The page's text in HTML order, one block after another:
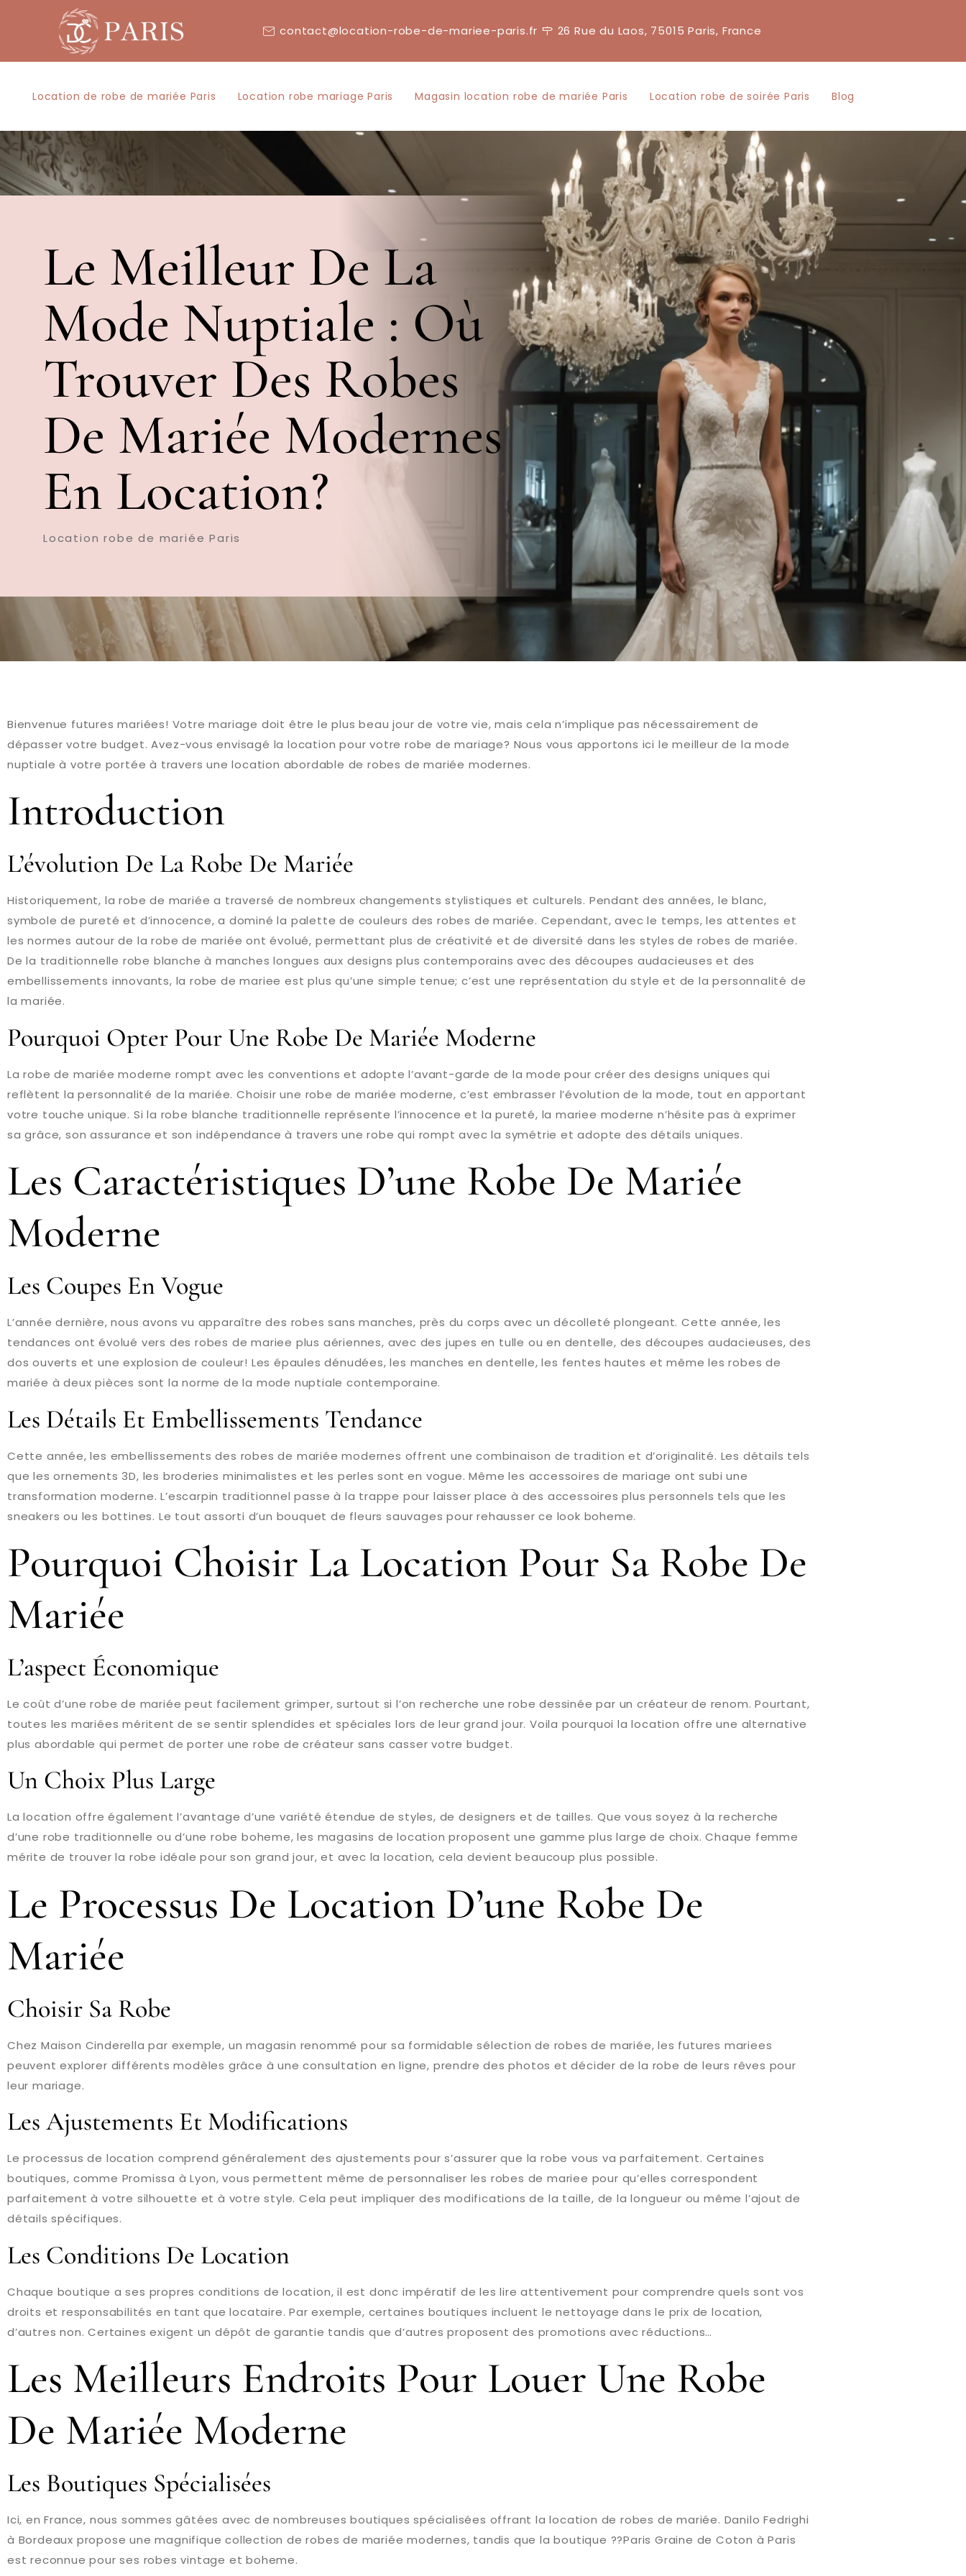
contact@location-robe-de-mariee-paris.fr 26 Rue du Laos, 75015 Paris, France
Location de robe de mariée Paris Location robe mariage Paris Magasin location robe de mariée Paris Location robe de soirée Paris Blog
Le Meilleur De La
Mode Nuptiale : Où
Trouver Des Robes
De Mariée Modernes
En Location?
Location robe de mariée Paris
Bienvenue futures mariées! Votre mariage doit être le plus beau jour de votre vie, mais cela n’implique pas nécessairement de
dépasser votre budget. Avez-vous envisagé la location pour votre robe de mariage? Nous vous apportons ici le meilleur de la mode
nuptiale à votre portée à travers une location abordable de robes de mariée modernes.
Introduction
L’évolution De La Robe De Mariée
Historiquement, la robe de mariée a traversé de nombreux changements stylistiques et culturels. Pendant des années, le blanc,
symbole de pureté et d’innocence, a dominé la palette de couleurs des robes de mariée. Cependant, avec le temps, les attentes et
les normes autour de la robe de mariée ont évolué, permettant plus de créativité et de diversité dans les styles de robes de mariée.
De la traditionnelle robe blanche à manches longues aux designs plus contemporains avec des découpes audacieuses et des
embellissements innovants, la robe de mariee est plus qu’une simple tenue; c’est une représentation du style et de la personnalité de
la mariée.
Pourquoi Opter Pour Une Robe De Mariée Moderne
La robe de mariée moderne rompt avec les conventions et adopte l’avant-garde de la mode pour créer des designs uniques qui
reflètent la personnalité de la mariée. Choisir une robe de mariée moderne, c’est embrasser l’évolution de la mode, tout en apportant
votre touche unique. Si la robe blanche traditionnelle représente l’innocence et la pureté, la mariee moderne n’hésite pas à exprimer
sa grâce, son assurance et son indépendance à travers une robe qui rompt avec la symétrie et adopte des détails uniques.
Les Caractéristiques D’une Robe De Mariée
Moderne
Les Coupes En Vogue
L’année dernière, nous avons vu apparaître des robes sans manches, près du corps avec un décolleté plongeant. Cette année, les
tendances ont évolué vers des robes de mariee plus aériennes, avec des jupes en tulle ou en dentelle, des découpes audacieuses, des
dos ouverts et une explosion de couleur! Les épaules dénudées, les manches en dentelle, les fentes hautes et même les robes de
mariée à deux pièces sont la norme de la mode nuptiale contemporaine.
Les Détails Et Embellissements Tendance
Cette année, les embellissements des robes de mariée modernes offrent une combinaison de tradition et d’originalité. Les détails tels
que les ornements 3D, les broderies minimalistes et les perles sont en vogue. Même les accessoires de mariage ont subi une
transformation moderne. L’escarpin traditionnel passe à la trappe pour laisser place à des accessoires plus personnels tels que les
sneakers ou les bottines. Le tout assorti d’un bouquet de fleurs sauvages pour rehausser ce look boheme.
Pourquoi Choisir La Location Pour Sa Robe De
Mariée
L’aspect Économique
Le coût d’une robe de mariée peut facilement grimper, surtout si l’on recherche une robe dessinée par un créateur de renom. Pourtant,
toutes les mariées méritent de se sentir splendides et spéciales lors de leur grand jour. Voila pourquoi la location offre une alternative
plus abordable qui permet de porter une robe de créateur sans casser votre budget.
Un Choix Plus Large
La location offre également l’avantage d’une variété étendue de styles, de designers et de tailles. Que vous soyez à la recherche
d’une robe traditionnelle ou d’une robe boheme, les magasins de location proposent une gamme plus large de choix. Chaque femme
mérite de trouver la robe idéale pour son grand jour, et avec la location, cela devient beaucoup plus possible.
Le Processus De Location D’une Robe De
Mariée
Choisir Sa Robe
Chez Maison Cinderella par exemple, un magasin renommé pour sa formidable sélection de robes de mariée, les futures mariees
peuvent explorer différents modèles grâce à une consultation en ligne, prendre des photos et décider de la robe de leurs rêves pour
leur mariage.
Les Ajustements Et Modifications
Le processus de location comprend généralement des ajustements pour s’assurer que la robe vous va parfaitement. Certaines
boutiques, comme Promissa à Lyon, vous permettent même de personnaliser les robes de mariee pour qu’elles correspondent
parfaitement à votre silhouette et à votre style. Cela peut impliquer des modifications de la taille, de la longueur ou même l’ajout de
détails spécifiques.
Les Conditions De Location
Chaque boutique a ses propres conditions de location, il est donc impératif de les lire attentivement pour comprendre quels sont vos
droits et responsabilités en tant que locataire. Par exemple, certaines boutiques incluent le nettoyage dans le prix de location,
d’autres non. Certaines exigent un dépôt de garantie tandis que d’autres proposent des promotions avec réductions…
Les Meilleurs Endroits Pour Louer Une Robe
De Mariée Moderne
Les Boutiques Spécialisées
Ici, en France, nous sommes gâtées avec de nombreuses boutiques spécialisées offrant la location de robes de mariée. Danilo Fedrighi
à Bordeaux propose une magnifique collection de robes de mariée modernes, tandis que la boutique ??Paris Graine de Coton à Paris
est reconnue pour ses robes vintage et boheme.